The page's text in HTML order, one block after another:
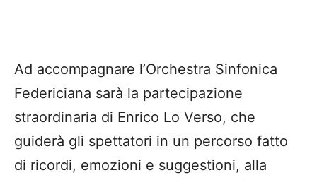
Ad accompagnare l’Orchestra Sinfonica
Federiciana sarà la partecipazione
straordinaria di Enrico Lo Verso, che
guiderà gli spettatori in un percorso fatto
di ricordi, emozioni e suggestioni, alla